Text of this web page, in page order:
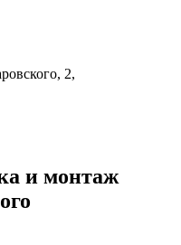
2,
и монтаж